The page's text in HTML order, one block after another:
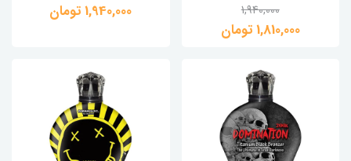
1,940,000
1,810,000 تومان
1,940,000 تومان